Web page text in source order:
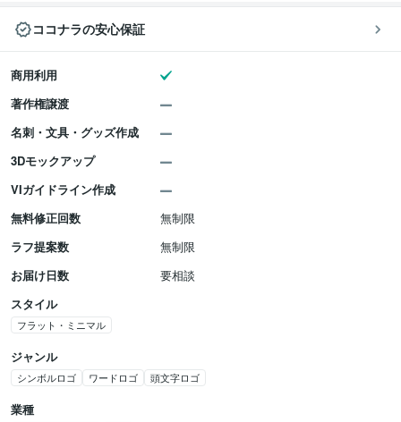
ココナラの安心保証
商用利用
著作権譲渡
名刺・文具・グッズ作成
3Dモックアップ
VIガイドライン作成
無料修正回数
無制限
ラフ提案数
無制限
お届け日数
要相談
スタイル
フラット・ミニマル
ジャンル
シンボルロゴ ワードロゴ 頭文字ロゴ
業種